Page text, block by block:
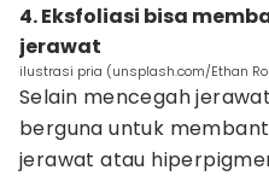
4. Eksfoliasi bisa
jerawat
ilustrasi pria (unsplash.com/Ethan
Selain mencegah
berguna untuk
jerawat atau